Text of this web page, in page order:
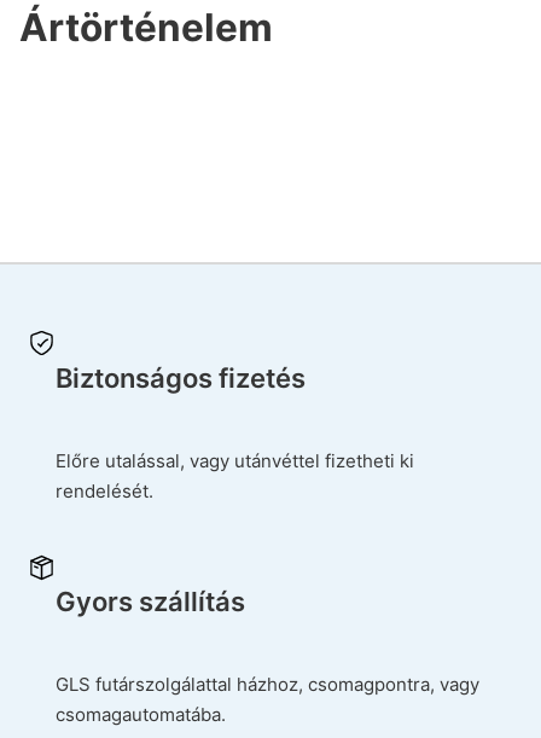
Ártörténelem
Biztonságos fizetés
Előre utalással, vagy utánvéttel fizetheti ki
rendelését.
Gyors szállítás
GLS futárszolgálattal házhoz, csomagpontra, vagy
csomagautomatába.